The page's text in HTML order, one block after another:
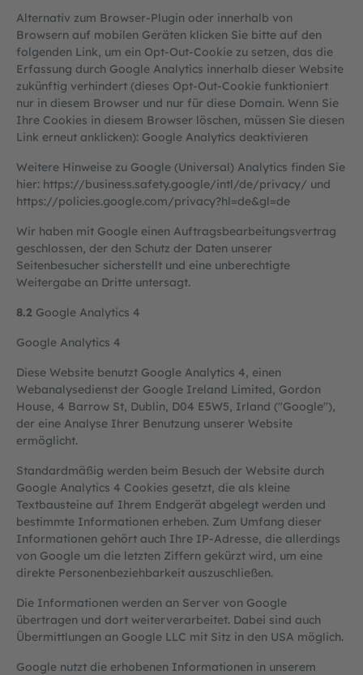
Alternativ zum Browser-Plugin oder innerhalb von
Browsern auf mobilen Geräten klicken Sie bitte auf den
folgenden Link, um ein Opt-Out-Cookie zu setzen, das die
Erfassung durch Google Analytics innerhalb dieser Website
zukünftig verhindert (dieses Opt-Out-Cookie funktioniert
nur in diesem Browser und nur für diese Domain. Wenn Sie
Ihre Cookies in diesem Browser löschen, müssen Sie diesen
Link erneut anklicken): Google Analytics deaktivieren
Weitere Hinweise zu Google (Universal) Analytics finden Sie
hier: https://business.safety.google/intl/de/privacy/ und
https://policies.google.com/privacy?hl=de&gl=de
Wir haben mit Google einen Auftragsbearbeitungsvertrag
geschlossen, der den Schutz der Daten unserer
Seitenbesucher sicherstellt und eine unberechtigte
Weitergabe an Dritte untersagt.
8.2 Google Analytics 4
Google Analytics 4
Diese Website benutzt Google Analytics 4, einen
Webanalysedienst der Google Ireland Limited, Gordon
House, 4 Barrow St, Dublin, D04 E5W5, Irland ("Google"),
der eine Analyse Ihrer Benutzung unserer Website
ermöglicht.
Standardmäßig werden beim Besuch der Website durch
Google Analytics 4 Cookies gesetzt, die als kleine
Textbausteine auf Ihrem Endgerät abgelegt werden und
bestimmte Informationen erheben. Zum Umfang dieser
Informationen gehört auch Ihre IP-Adresse, die allerdings
von Google um die letzten Ziffern gekürzt wird, um eine
direkte Personenbeziehbarkeit auszuschließen.
Die Informationen werden an Server von Google
übertragen und dort weiterverarbeitet. Dabei sind auch
Übermittlungen an Google LLC mit Sitz in den USA möglich.
Google nutzt die erhobenen Informationen in unserem